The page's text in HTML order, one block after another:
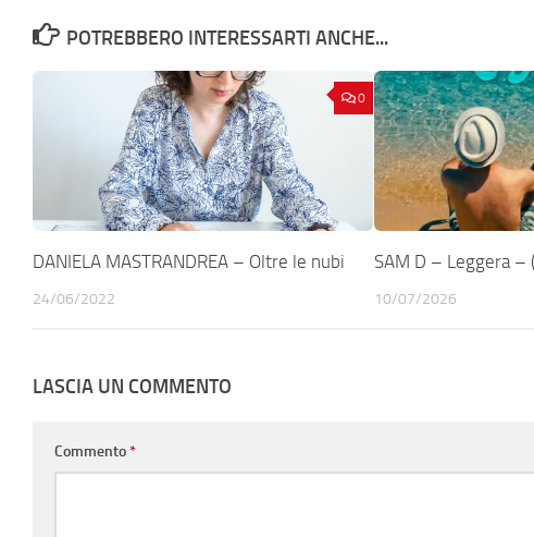
POTREBBERO INTERESSARTI ANCHE...
0
DANIELA MASTRANDREA – Oltre le nubi
24/06/2022
SAM D – Leggera –
10/07/2026
LASCIA UN COMMENTO
Commento*